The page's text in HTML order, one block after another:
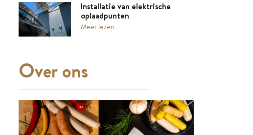
Installatie van elektrische
oplaadpunten
Meer lezen
Over ons